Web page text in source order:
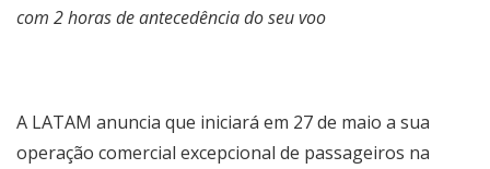
com 2 horas de antecedência do seu voo
A LATAM anuncia que iniciará em 27 de maio a sua
operação comercial excepcional de passageiros na